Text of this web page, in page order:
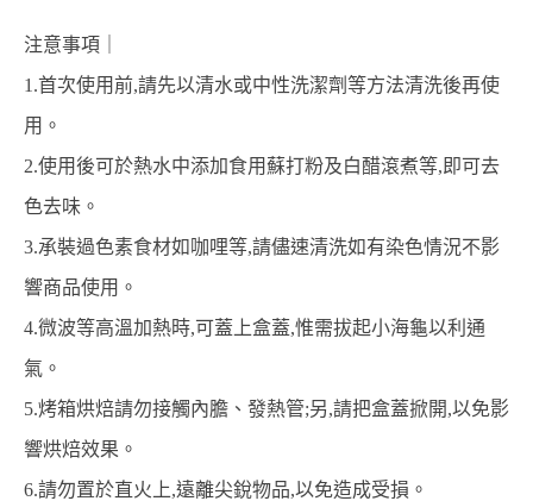
注意事項｜
1.首次使用前,請先以清水或中性洗潔劑等方法清洗後再使
用。
2.使用後可於熱水中添加食用蘇打粉及白醋滾煮等,即可去
色去味。
3.承裝過色素食材如咖哩等,請儘速清洗如有染色情況不影
響商品使用。
4.微波等高溫加熱時,可蓋上盒蓋,惟需拔起小海龜以利通
氣。
5.烤箱烘焙請勿接觸內膽、發熱管;另,請把盒蓋掀開,以免影
響烘焙效果。
6.請勿置於直火上,遠離尖銳物品,以免造成受損。